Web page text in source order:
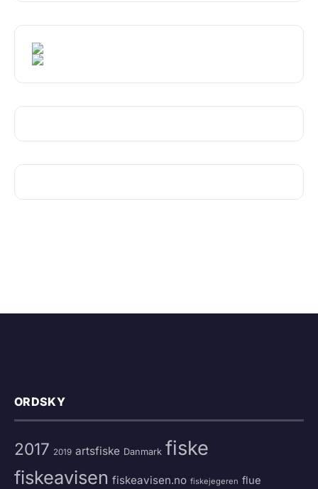
ORDSKY
2017 2019 artsfiske Danmark fiske
fiskeavisen fiskeavisen.no fiskejegeren flue